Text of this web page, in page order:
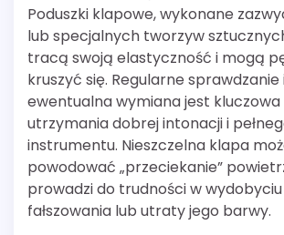
Poduszki klapowe, wykonane
lub specjalnych tworzyw
tracą swoją elastyczność i mogą
kruszyć się. Regularne
ewentualna wymiana jest kluczowa
utrzymania dobrej intonacji i
instrumentu. Nieszczelna klapa
powodować „przeciekanie”
prowadzi do trudności w wydobyciu
fałszowania lub utraty jego barwy.